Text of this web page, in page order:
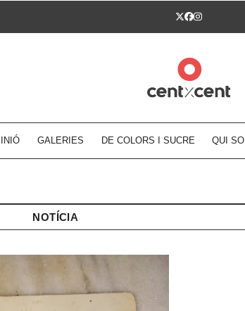
Twitter
Facebook
Instagram
GALERIES DE COLORS I SUCRE QUI
NOTÍCIA